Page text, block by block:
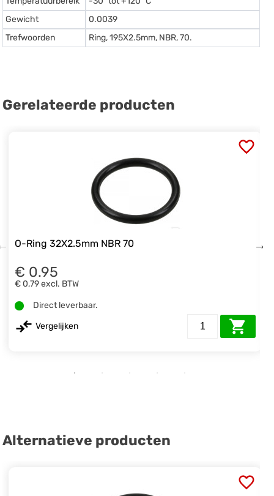
Gewicht
0.0039
Trefwoorden
Ring, 195X2.5mm, NBR, 70.
Gerelateerde producten
O-Ring 32X2.5mm NBR 70
€ 0.95
€ 0,79excl. BTW
Direct leverbaar.
Vergelijken
Alternatieve producten